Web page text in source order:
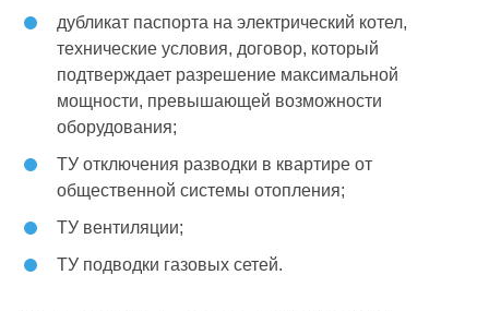
дубликат паспорта на электрический котел,
технические условия, договор, который
подтверждает разрешение максимальной
мощности, превышающей возможности
оборудования;
ТУ отключения разводки в квартире от
общественной системы отопления;
ТУ вентиляции;
ТУ подводки газовых сетей.